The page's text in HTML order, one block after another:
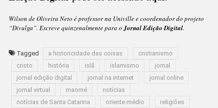
Wilson de Oliveira Neto é professor na Univille e coordenador do projeto
“Divulga”. Escreve quinzenalmente para oJornal Edição Digital.
Tagged a historicidade das coisas
cristianismo
cristo
história islã islamismo
jornal
jornal edição digital
jornal na internet
jornal online
jornal virtual
maomé
notícias
notícias de Santa Catarina
oriente médio
religiões